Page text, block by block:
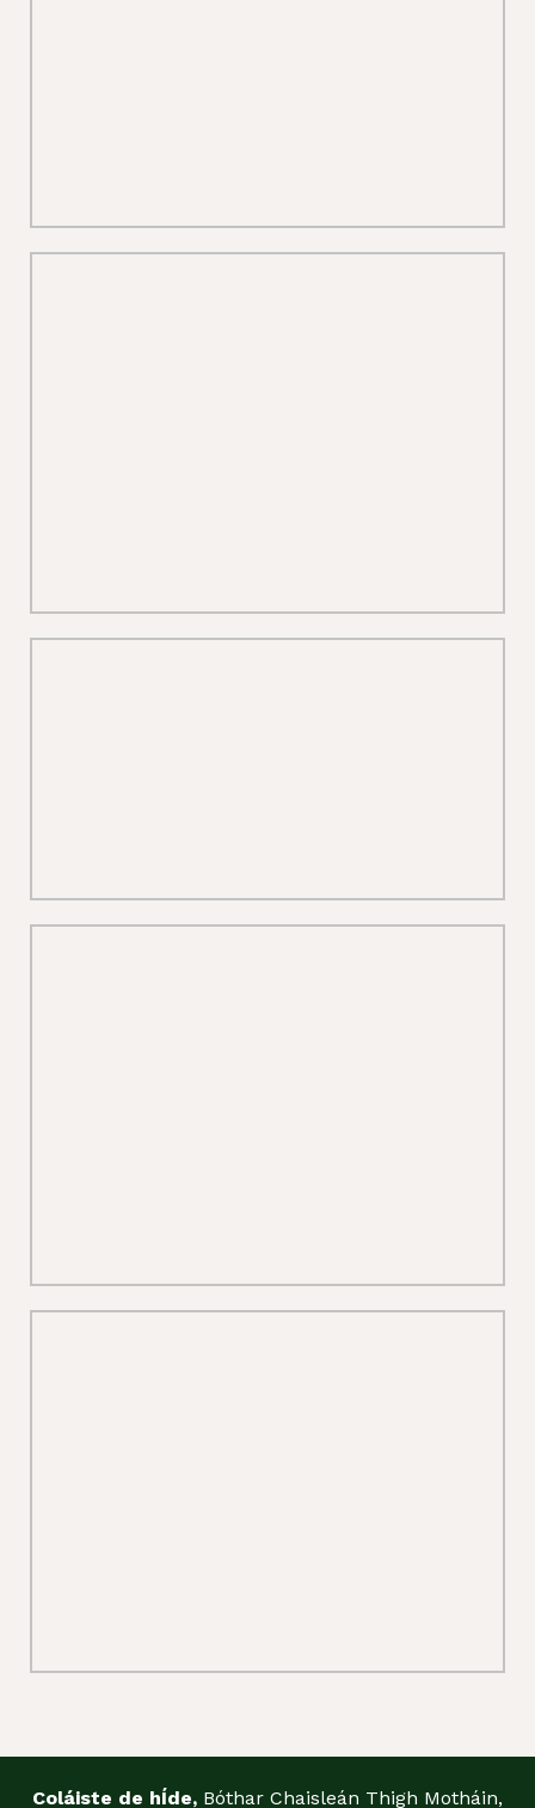
Coláiste de hÍde, Bóthar Chaisleán Thigh Motháin,